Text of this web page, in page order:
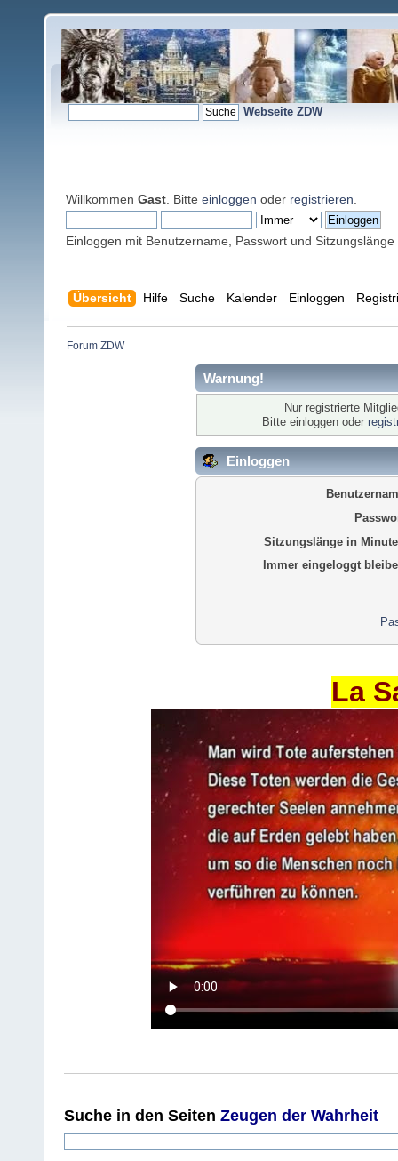
Webseite ZDW
Willkommen Gast . Bitte einloggen oder registrieren
Einloggen mit Benutzername, Passwort und Sitzungslänge
Übersicht Hilfe Suche Kalender Einloggen
Forum ZDW
Warnung!
Nur registrierte
Bitte einloggen oder
Einloggen
Sitzungslänge in
Immer eingeloggt
La
Suche in den Seiten Zeugen der Wahrheit